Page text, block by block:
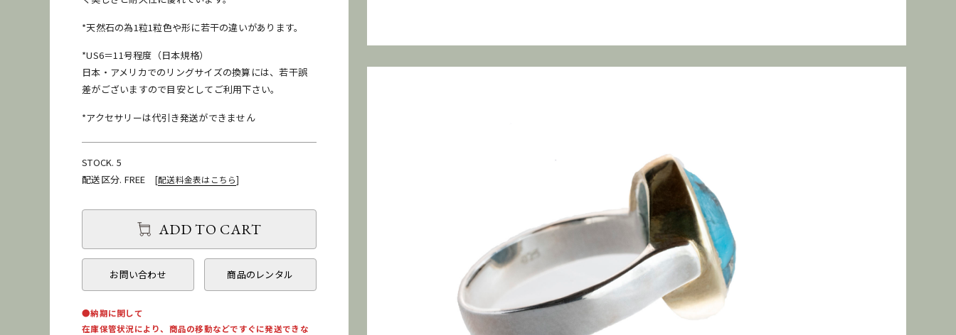
*天然石の為1粒1粒色や形に若干の違いがあります。
*US6＝11号程度（⽇本規格）
⽇本・アメリカでのリングサイズの換算には、若⼲誤
差がございますので⽬安としてご利⽤下さい。
*アクセサリーは代引き発送ができません
STOCK. 5
配送区分. FREE [配送料金表はこちら]
ADD TO CART
お問い合わせ 商品のレンタル
●納期に関して
在庫保管状況により、商品の移動などですぐに発送できな